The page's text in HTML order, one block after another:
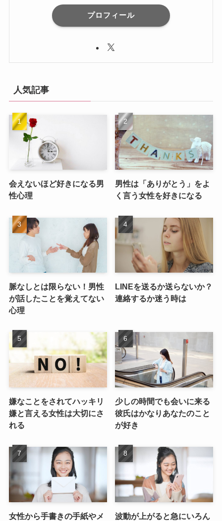
プロフィール
人気記事
会えないほど好きになる男
性心理
男性は「ありがとう」をよ
く言う女性を好きになる
脈なしとは限らない！男性
が話したことを覚えてない
心理
LINEを送るか送らないか？
連絡するか迷う時は
嫌なことをされてハッキリ
嫌と言える女性は大切にさ
れる
少しの時間でも会いに来る
彼氏はかなりあなたのこと
が好き
女性から手書きの手紙やメ
波動が上がると急にいろん